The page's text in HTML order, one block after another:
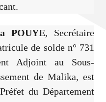
POUYE, Secrétaire
de solde n° 731
Adjoint au Sous-
de Malika, est
du Département